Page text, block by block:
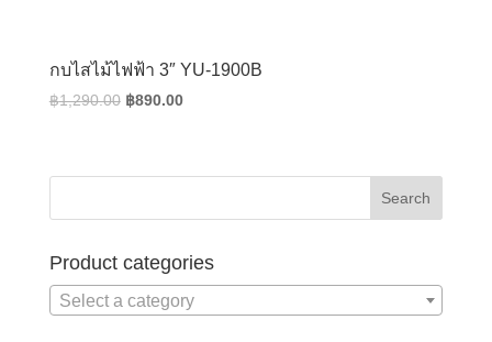
กบไสไม้ไฟฟ้า 3″ YU-1900B
฿1,290.00 Original
฿1,290.00.
฿890.00Current
฿890.00.
Product categories
Select a category